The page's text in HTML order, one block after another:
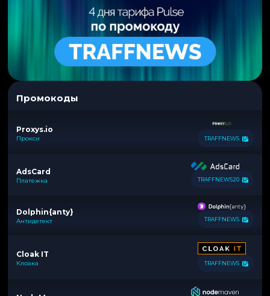
Промокоды
Proxys.io
Прокси TRAFFNEWS
AdsCard
Платежка TRAFFNEWS20
Dolphin{anty}
Антидетект TRAFFNEWS
Cloak IT
Клоака TRAFFNEWS